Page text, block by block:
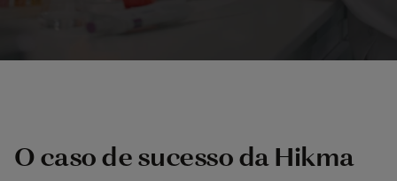
O caso de sucesso da Hikma